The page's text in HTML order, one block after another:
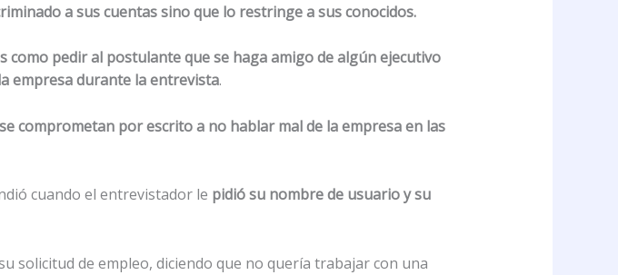
a sus cuentas sino que lo restringe a sus conocidos.
como pedir al postulante que se haga amigo de algún ejecutivo
empresa durante la entrevista.
comprometan por escrito a no hablar mal de la empresa en las
cuando el entrevistador le pidió su nombre de usuario y su
solicitud de empleo, diciendo que no quería trabajar con una